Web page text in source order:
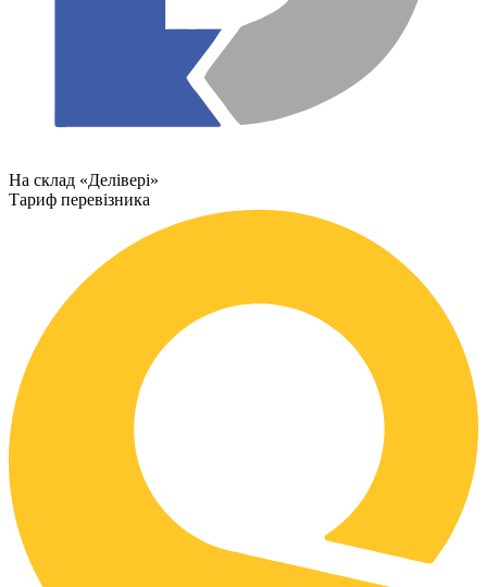
На склад «Делівері»
Тариф перевізника